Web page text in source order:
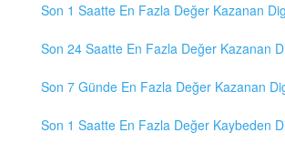
Son 1 Saatte En Fazla Değer Kazanan
Son 24 Saatte En Fazla Değer Kazanan
Son 7 Günde En Fazla Değer Kazanan
Son 1 Saatte En Fazla Değer Kaybeden